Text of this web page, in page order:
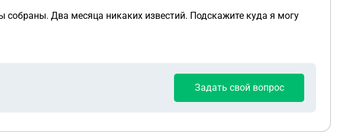
Два месяца никаких известий. Подскажите куда я могу
Задать свой вопрос